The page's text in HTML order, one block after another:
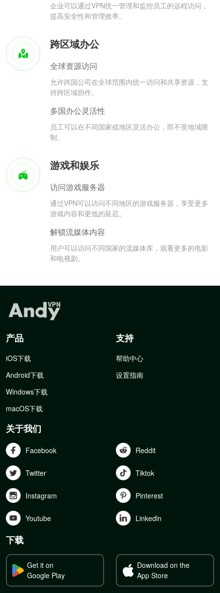
企业可以通过VPN统一管理和监控员工的远程访问，
提高安全性和管理效率。
跨区域办公
全球资源访问
允许跨国公司在全球范围内统一访问和共享资源，支
持跨区域协作。
多国办公灵活性
员工可以在不同国家或地区灵活办公，而不受地域限
制。
游戏和娱乐
访问游戏服务器
通过VPN可以访问不同地区的游戏服务器，享受更多
游戏内容和更低的延迟。
解锁流媒体内容
用户可以访问不同国家的流媒体库，观看更多的电影
和电视剧。
产品
iOS下载
Android下载
Windows下载
macOS下载
支持
帮助中心
设置指南
关于我们
Facebook Reddit
Twitter Tiktok
Instagram Pinterest
Youtube Linkedln
下载
Get it on
Google Play
Download on the
App Store